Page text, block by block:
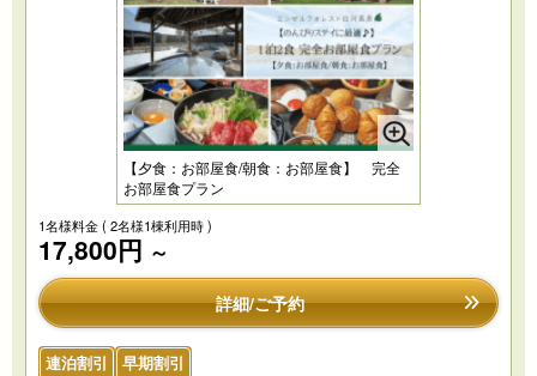
【夕食：お部屋食/朝食：お部屋食】 完全
お部屋食プラン
1名様料金( 2名様1棟利用時 )
17,800円 ～
詳細/ご予約
連泊割引 早期割引